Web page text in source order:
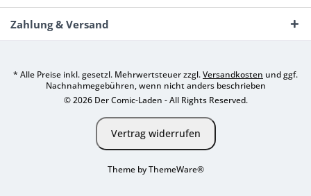
Zahlung & Versand
* Alle Preise inkl. gesetzl. Mehrwertsteuer zzgl.Versandkosten und ggf.
Nachnahmegebühren, wenn nicht anders beschrieben
© 2026 Der Comic-Laden - All Rights Reserved.
Vertrag widerrufen
Theme byThemeWare®